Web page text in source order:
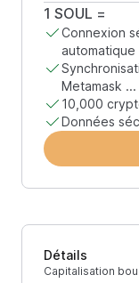
1 SOUL =
Connexion
Metamask ...
10,000
Données
Détails
Capitalisation